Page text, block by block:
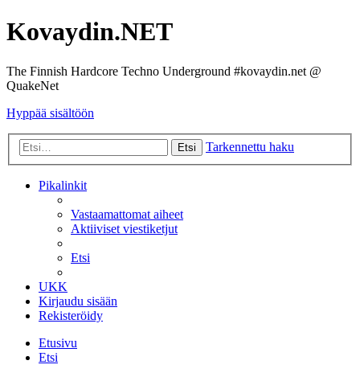
Kovaydin.NET
The Finnish Hardcore Techno Underground #kovaydin.net @
QuakeNet
Hyppää sisältöön
Etsi Tarkennettu haku
Pikalinkit
Vastaamattomat aiheet
Aktiiviset viestiketjut
Etsi
UKK
Kirjaudu sisään
Rekisteröidy
Etusivu
Etsi